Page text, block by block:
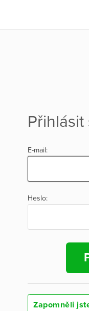
Přihlásit
E-mail:
Heslo:
Zapomněli